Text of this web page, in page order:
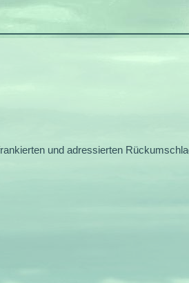
und adressierten